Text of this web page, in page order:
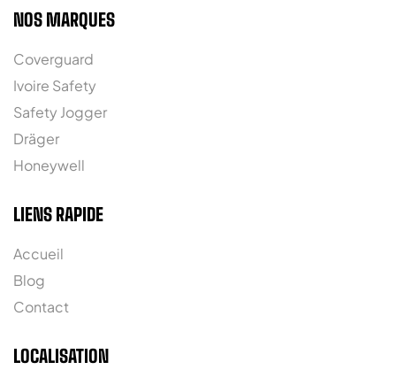
NOS MARQUES
Coverguard
Ivoire Safety
Safety Jogger
Dräger
Honeywell
LIENS RAPIDE
Accueil
Blog
Contact
LOCALISATION